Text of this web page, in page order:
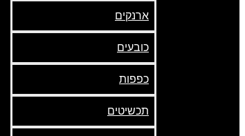
ארנקים
כובעים
כפפות
תכשיטים